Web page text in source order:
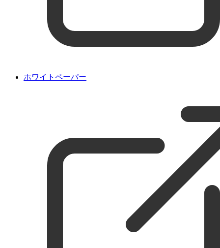
ホワイトペーパー